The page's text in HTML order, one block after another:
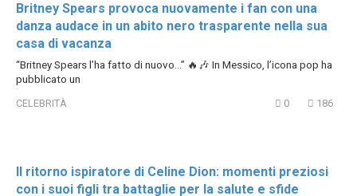
Britney Spears provoca nuovamente i fan con una
danza audace in un abito nero trasparente nella sua
casa di vacanza
“Britney Spears l’ha fatto di nuovo…” 🔥🎶 In Messico, l’icona pop ha
pubblicato un
CELEBRITÀ 0 186
Il ritorno ispiratore di Celine Dion: momenti preziosi
con i suoi figli tra battaglie per la salute e sfide